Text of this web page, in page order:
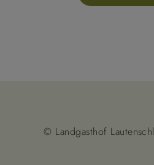
© Landgasthof